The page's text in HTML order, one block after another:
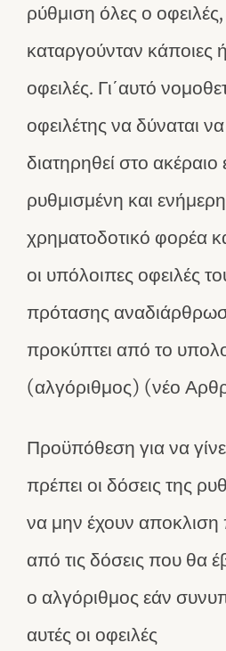
ρύθμιση όλες ο
καταργούνταν κάποιες
οφειλές. Γι΄αυτό
οφειλέτης να δύναται
διατηρηθεί στο
ρυθμισμένη και
χρηματοδοτικό φορέα
οι υπόλοιπες οφειλές
πρότασης
προκύπτει από το
(αλγόριθμος) (νέο
Προϋπόθεση για να
πρέπει οι δόσεις της
να μην έχουν αποκλιση
από τις δόσεις που θα
ο αλγόριθμος εάν
αυτές οι οφειλές